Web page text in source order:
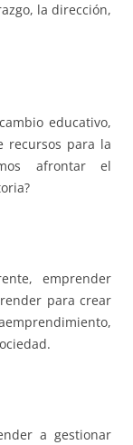
la dirección,
educativo,
recursos para la
afrontar el
emprender
para crear
a gestionar